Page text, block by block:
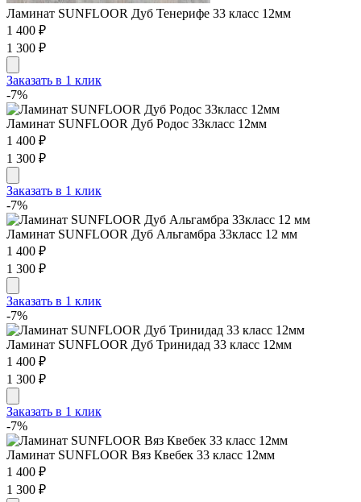
Ламинат SUNFLOOR Дуб Тенерифе 33 класс 12мм
1 400 ₽
1 300 ₽
Заказать в 1 клик
-7%
Ламинат SUNFLOOR Дуб Родос 33класс 12мм
1 400 ₽
1 300 ₽
Заказать в 1 клик
-7%
Ламинат SUNFLOOR Дуб Альгамбра 33класс 12 мм
1 400 ₽
1 300 ₽
Заказать в 1 клик
-7%
Ламинат SUNFLOOR Дуб Тринидад 33 класс 12мм
1 400 ₽
1 300 ₽
Заказать в 1 клик
-7%
Ламинат SUNFLOOR Вяз Квебек 33 класс 12мм
1 400 ₽
1 300 ₽